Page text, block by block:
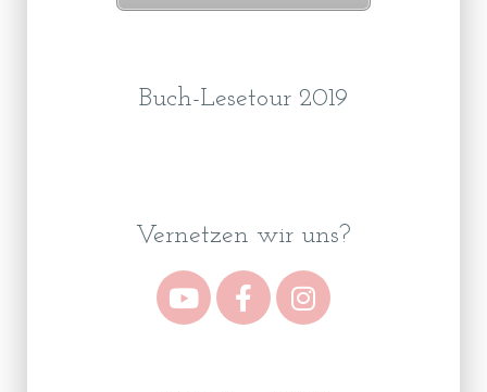
Buch-Lesetour 2019
Vernetzen wir uns?